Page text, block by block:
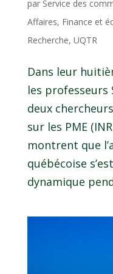
par Service des
Affaires, Finance et
Recherche, UQTR
Dans leur
les professeurs
deux
sur les PME
montrent que
québécoise
dynamique